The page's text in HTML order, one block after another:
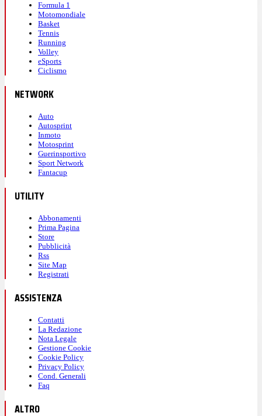
Formula 1
Motomondiale
Basket
Tennis
Running
Volley
eSports
Ciclismo
NETWORK
Auto
Autosprint
Inmoto
Motosprint
Guerinsportivo
Sport Network
Fantacup
UTILITY
Abbonamenti
Prima Pagina
Store
Pubblicità
Rss
Site Map
Registrati
ASSISTENZA
Contatti
La Redazione
Nota Legale
Gestione Cookie
Cookie Policy
Privacy Policy
Cond. Generali
Faq
ALTRO